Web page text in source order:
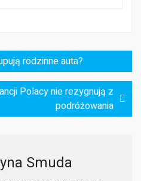
rodzinne auta?
Polacy nie rezygnują z
podróżowania
Smuda